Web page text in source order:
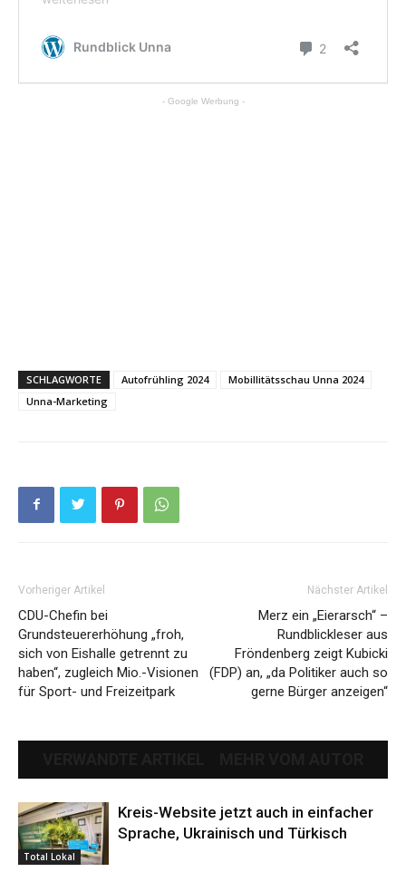
- Google Werbung -
SCHLAGWORTE Autofrühling 2024
Mobillitätsschau Unna 2024
Unna-Marketing
Vorheriger Artikel
CDU-Chefin bei
Grundsteuererhöhung „froh,
sich von Eishalle getrennt zu
haben“, zugleich Mio.-Visionen
für Sport- und Freizeitpark
Nächster Artikel
Merz ein „Eierarsch“ –
Rundblickleser aus
Fröndenberg zeigt Kubicki
(FDP) an, „da Politiker auch so
gerne Bürger anzeigen“
Total Lokal
Kreis-Website jetzt auch in einfacher
Sprache, Ukrainisch und Türkisch